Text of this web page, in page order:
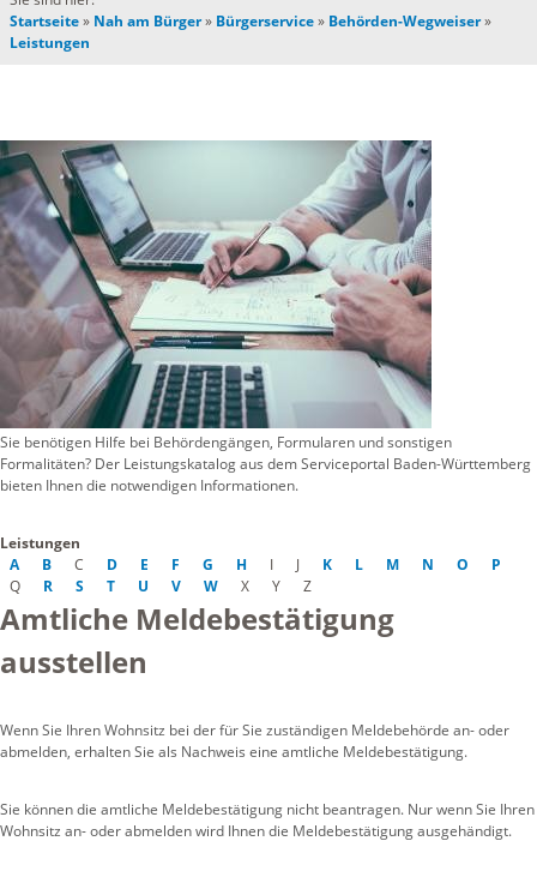
Startseite» Nah am Bürger» Bürgerservice» Behörden-Wegweiser»
Leistungen
Sie benötigen Hilfe bei Behördengängen, Formularen und sonstigen
Formalitäten? Der Leistungskatalog aus dem Serviceportal Baden-Württemberg
bieten Ihnen die notwendigen Informationen.
Leistungen
A
B C D E F G H I J K L M N O
P
Q
R S T U V W X Y Z
Amtliche Meldebestätigung
ausstellen
Wenn Sie Ihren Wohnsitz bei der für Sie zuständigen Meldebehörde an- oder
abmelden, erhalten Sie als Nachweis eine amtliche Meldebestätigung.
Sie können die amtliche Meldebestätigung nicht beantragen. Nur wenn Sie Ihren
Wohnsitz an- oder abmelden wird Ihnen die Meldebestätigung ausgehändigt.